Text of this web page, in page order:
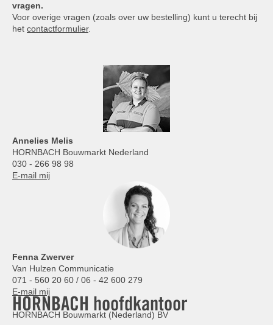
vragen.
Voor overige vragen (zoals over uw bestelling) kunt u terecht bij
het contactformulier.
Annelies Melis
HORNBACH Bouwmarkt Nederland
030 - 266 98 98
E-mail mij
Fenna Zwerver
Van Hulzen Communicatie
071 - 560 20 60 / 06 - 42 600 279
E-mail mij
HORNBACH hoofdkantoor
HORNBACH Bouwmarkt (Nederland) BV